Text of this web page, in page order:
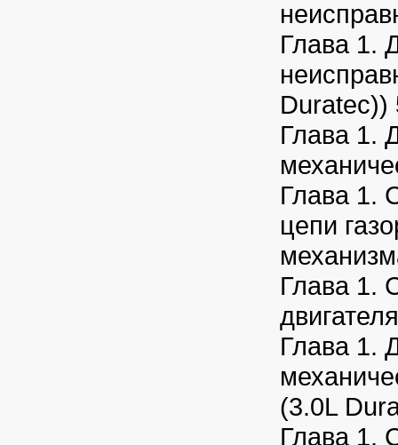
Глава 1.
Duratec))
Глава 1.
Глава 1.
цепи
Глава 1.
Глава 1.
(3.0L
Глава 1.